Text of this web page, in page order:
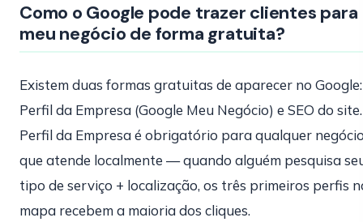
Como o Google pode trazer clientes para
meu negócio de forma gratuita?
Existem duas formas gratuitas de aparecer no Google:
Perfil da Empresa (Google Meu Negócio) e SEO do
Perfil da Empresa é obrigatório para qualquer
que atende localmente — quando alguém pesquisa
tipo de serviço + localização, os três primeiros perfis
mapa recebem a maioria dos cliques.